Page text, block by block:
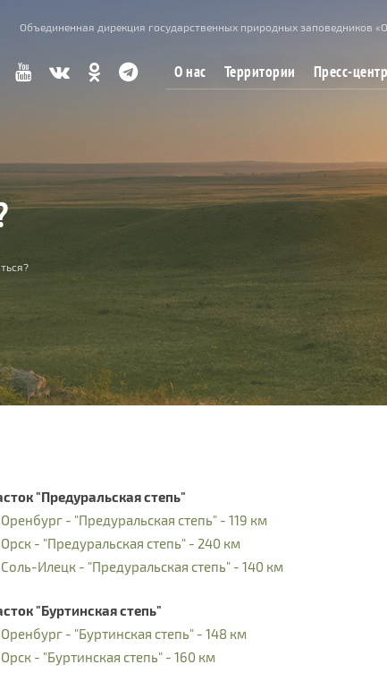
Объединенная дирекция государственных природных заповедников
О нас Территории Пресс-центр
"Предуральская степь"
- "Предуральская степь" - 119 км
- "Предуральская степь" - 240 км
Илецк - "Предуральская степь" - 140 км
"Буртинская степь"
- "Буртинская степь" - 148 км
- "Буртинская степь" - 160 км